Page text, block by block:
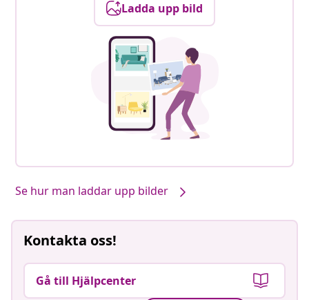
Ladda upp bild
Se hur man laddar upp bilder
Kontakta oss!
Gå till Hjälpcenter